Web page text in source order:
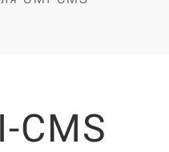
CMS